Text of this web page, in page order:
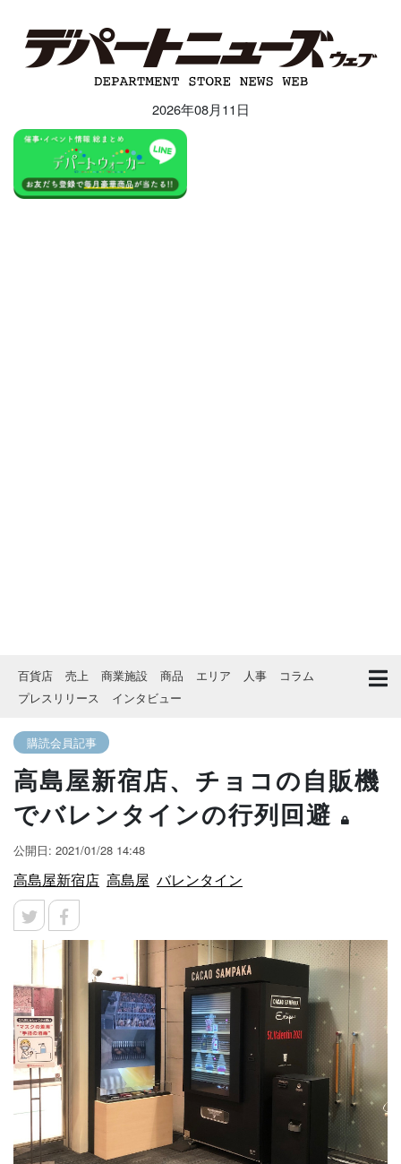
2026年08月11日
百貨店 売上 商業施設 商品 エリア 人事
コラム
プレスリリース
インタビュー
購読会員記事
高島屋新宿店、チョコの自販機
でバレンタインの行列回避
公開日: 2021/01/28 14:48
高島屋新宿店 高島屋 バレンタイン